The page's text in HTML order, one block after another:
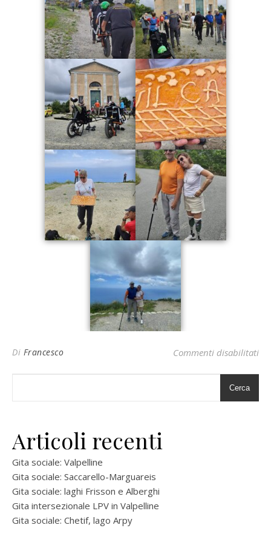
Di Francesco Commenti disabilitatisu
Cerca
Articoli recenti
Gita sociale: Valpelline
Gita sociale: Saccarello-Marguareis
Gita sociale: laghi Frisson e Alberghi
Gita intersezionale LPV in Valpelline
Gita sociale: Chetif, lago Arpy